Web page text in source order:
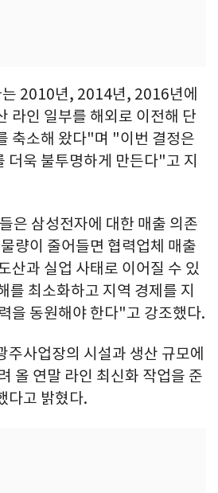
2010년, 2014년, 2016년에
라인 일부를 해외로 이전해 단
축소해 왔다"며 "이번 결정은
더욱 불투명하게 만든다"고 지
은 삼성전자에 대한 매출 의존
량이 줄어들면 협력업체 매출
산과 실업 사태로 이어질 수 있
최소화하고 지역 경제를 지
을 동원해야 한다"고 강조했다.
주사업장의 시설과 생산 규모에
올 연말 라인 최신화 작업을 준
다고 밝혔다.